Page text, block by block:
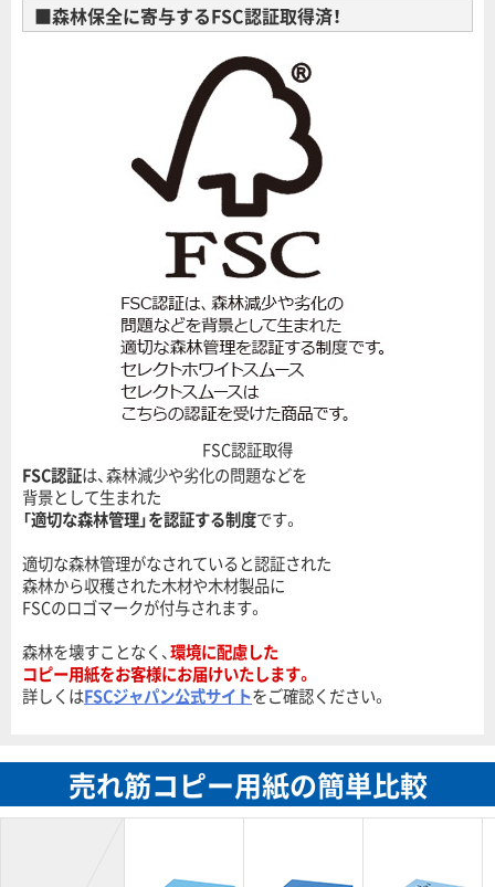
■森林保全に寄与するFSC認証取得済！
FSC認証取得
FSC認証は、森林減少や劣化の問題などを
背景として生まれた
「適切な森林管理」を認証する制度です。
適切な森林管理がなされていると認証された
森林から収穫された木材や木材製品に
FSCのロゴマークが付与されます。
森林を壊すことなく、環境に配慮した
コピー用紙をお客様にお届けいたします。
詳しくはFSCジャパン公式サイトをご確認ください。
売れ筋コピー用紙の簡単比較